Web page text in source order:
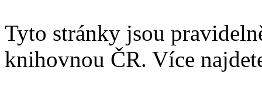
Tyto stránky jsou
knihovnou ČR. Více